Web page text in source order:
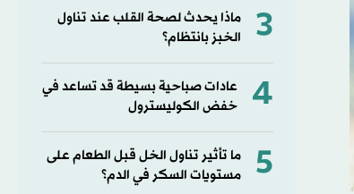
3
ماذا يحدث لصحة القلب عند تناول
الخبز بانتظام؟
4
عادات صباحية بسيطة قد تساعد في
خفض الكوليسترول
5
ما تأثير تناول الخل قبل الطعام على
مستويات السكر في الدم؟